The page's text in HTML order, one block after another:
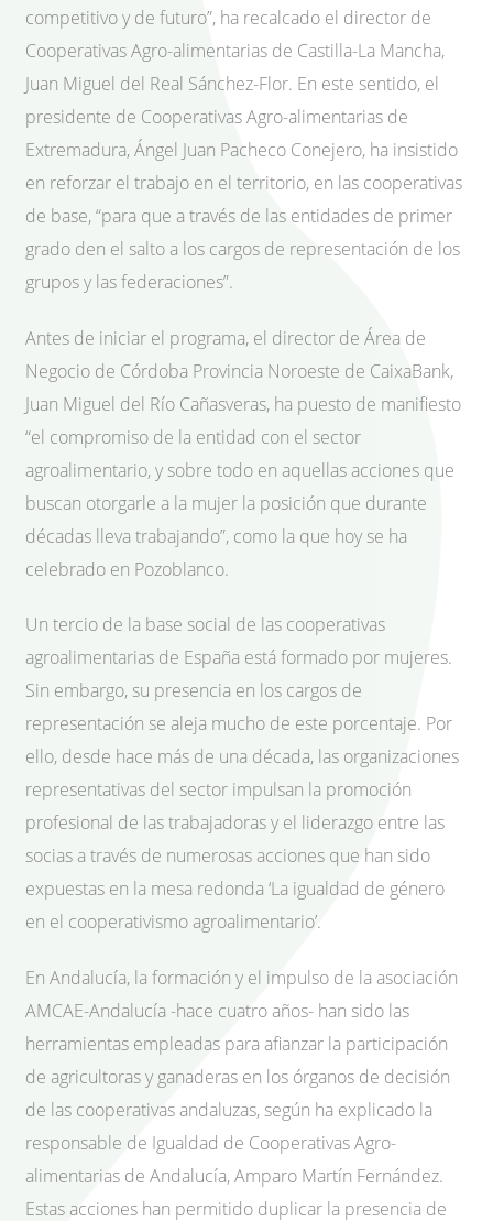
competitivo y de futuro”, ha recalcado el director de
Cooperativas Agro-alimentarias de Castilla-La Mancha,
Juan Miguel del Real Sánchez-Flor. En este sentido, el
presidente de Cooperativas Agro-alimentarias de
Extremadura, Ángel Juan Pacheco Conejero, ha insistido
en reforzar el trabajo en el territorio, en las cooperativas
de base, “para que a través de las entidades de primer
grado den el salto a los cargos de representación de los
grupos y las federaciones”.
Antes de iniciar el programa, el director de Área de
Negocio de Córdoba Provincia Noroeste de CaixaBank,
Juan Miguel del Río Cañasveras, ha puesto de manifiesto
“el compromiso de la entidad con el sector
agroalimentario, y sobre todo en aquellas acciones que
buscan otorgarle a la mujer la posición que durante
décadas lleva trabajando”, como la que hoy se ha
celebrado en Pozoblanco.
Un tercio de la base social de las cooperativas
agroalimentarias de España está formado por mujeres.
Sin embargo, su presencia en los cargos de
representación se aleja mucho de este porcentaje. Por
ello, desde hace más de una década, las organizaciones
representativas del sector impulsan la promoción
profesional de las trabajadoras y el liderazgo entre las
socias a través de numerosas acciones que han sido
expuestas en la mesa redonda ‘La igualdad de género
en el cooperativismo agroalimentario’.
En Andalucía, la formación y el impulso de la asociación
AMCAE-Andalucía -hace cuatro años- han sido las
herramientas empleadas para afianzar la participación
de agricultoras y ganaderas en los órganos de decisión
de las cooperativas andaluzas, según ha explicado la
responsable de Igualdad de Cooperativas Agro-
alimentarias de Andalucía, Amparo Martín Fernández.
Estas acciones han permitido duplicar la presencia de